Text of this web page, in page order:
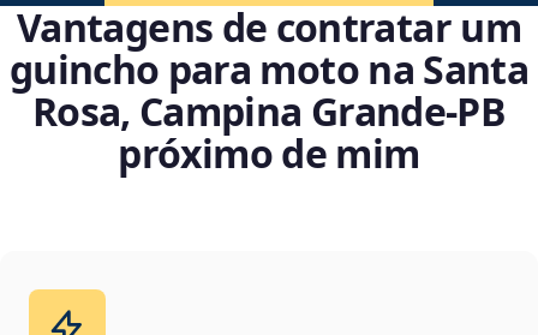
Vantagens de contratar um
guincho para moto na Santa
Rosa, Campina Grande‑PB
próximo de mim